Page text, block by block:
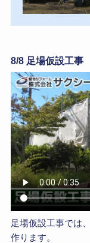
8/8 足場仮設工事
足場仮設工事では
作ります。